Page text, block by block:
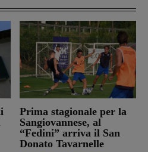
Prima stagionale per la
Sangiovannese, al
“Fedini” arriva il San
Donato Tavarnelle